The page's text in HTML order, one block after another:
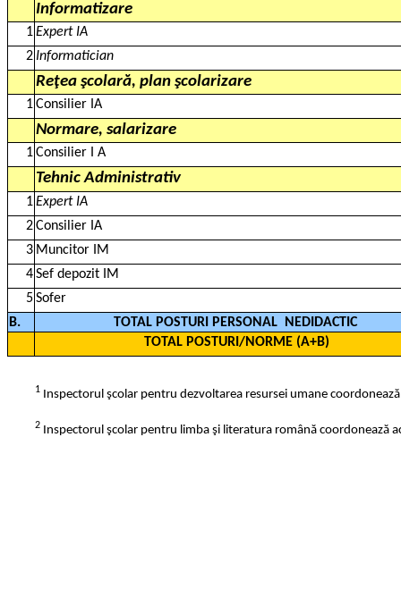
Informatizare
1Expert IA
2 Informatician
Reţea şcolară, plan şcolarizare
1Consilier IA
Normare, salarizare
1Consilier I A
Tehnic Administrativ
1Expert IA
2Consilier IA
3 Muncitor IM
4Sef depozit IM
5Sofer
B.
TOTAL POSTURI PERSONAL
NEDIDACTIC
TOTAL POSTURI/NORME (A+B)
1 Inspectorul şcolar pentru dezvoltarea resursei umane
2 Inspectorul şcolar pentru limba şi literatura română coordonează